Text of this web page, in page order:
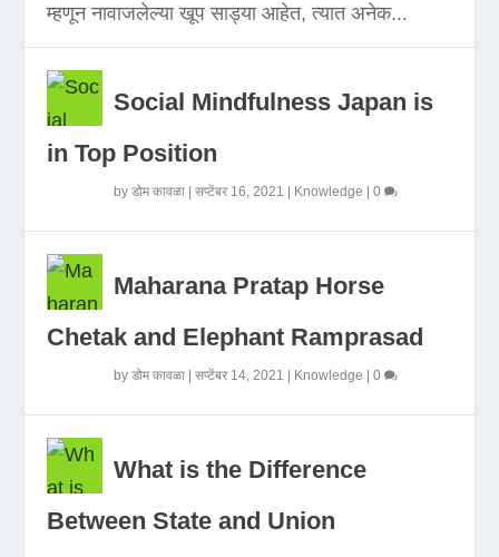
म्हणून नावाजलेल्या खूप साड्या आहेत, त्यात अनेक...
Social Mindfulness Japan is
in Top Position
byडोम कावळा |सप्टेंबर 16, 2021 Knowledge |0
Maharana Pratap Horse
Chetak and Elephant Ramprasad
byडोम कावळा |सप्टेंबर 14, 2021 Knowledge |0
What is the Difference
Between State and Union